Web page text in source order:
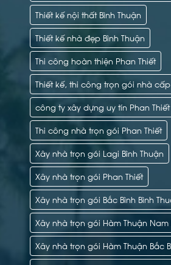
Thiết kế nội thất Bình Thuận
Thiết kế nhà đẹp Bình Thuận
Thi công hoàn thiện Phan Thiết
Thiết kế, thi công trọn gói nhà cấp
công ty xây dựng uy tín Phan Thiết
Thi công nhà trọn gói Phan Thiết
Xây nhà trọn gói Lagi Bình Thuận
Xây nhà trọn gói Phan Thiết
Xây nhà trọn gói Bắc Bình Bình
Xây nhà trọn gói Hàm Thuận Nam
Xây nhà trọn gói Hàm Thuận Bắc